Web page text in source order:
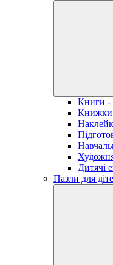
Книги -
Книжки
Дитячі
Пазли для